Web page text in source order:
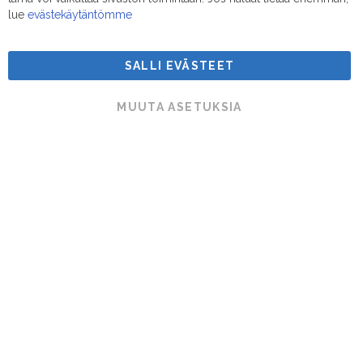
Suodatinmestarit © 2026
lue evästekäytäntömme
SALLI EVÄSTEET
MUUTA ASETUKSIA